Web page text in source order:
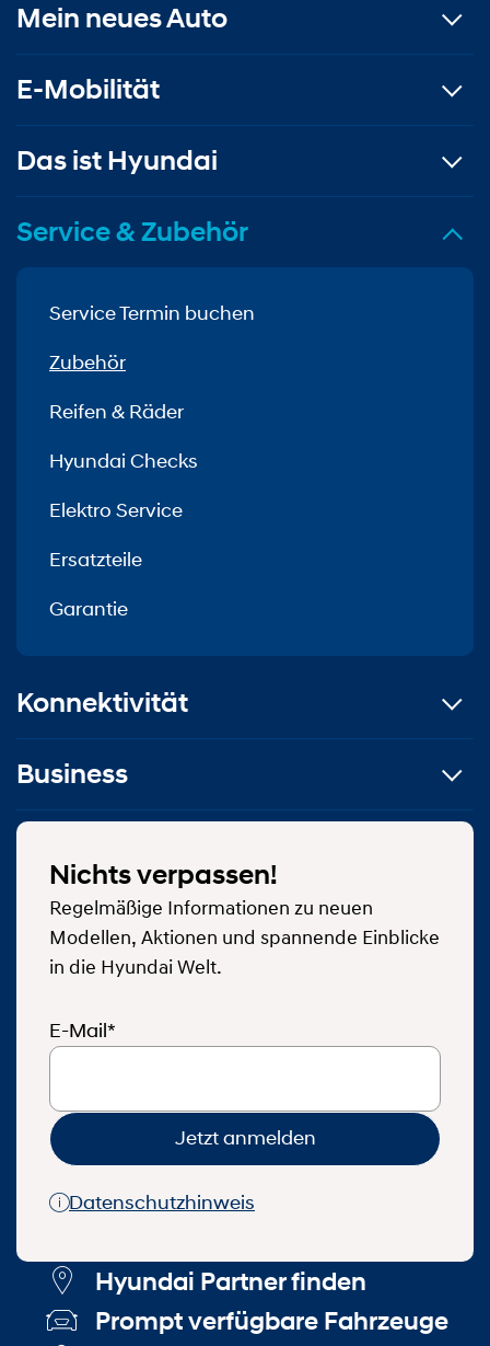
Mein neues Auto
E-Mobilität
Das ist Hyundai
Service & Zubehör
Service Termin buchen
Zubehör
Reifen & Räder
Hyundai Checks
Elektro Service
Ersatzteile
Garantie
Konnektivität
Business
Nichts verpassen!
Regelmäßige Informationen zu neuen
Modellen, Aktionen und spannende Einblicke
in die Hyundai Welt.
E-Mail*
Jetzt anmelden
Datenschutzhinweis
Hyundai Partner finden
Prompt verfügbare Fahrzeuge